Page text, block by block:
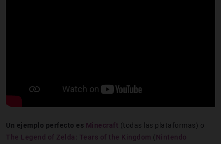
Un ejemplo perfecto es Minecraft (todas las plataformas) o
The Legend of Zelda: Tears of the Kingdom (Nintendo